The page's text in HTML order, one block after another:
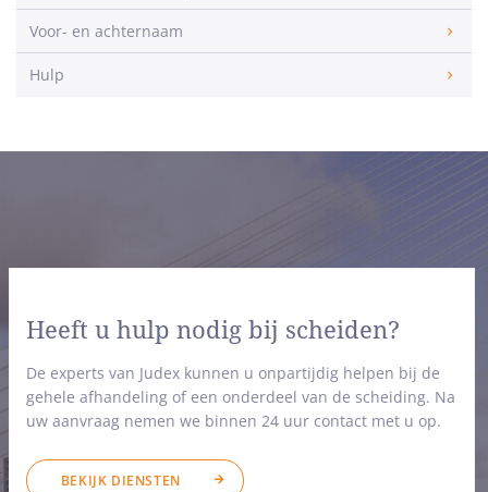
Voor- en achternaam
Hulp
Heeft u hulp nodig bij scheiden?
De experts van Judex kunnen u onpartijdig helpen bij de
gehele afhandeling of een onderdeel van de scheiding. Na
uw aanvraag nemen we binnen 24 uur contact met u op.
BEKIJK DIENSTEN